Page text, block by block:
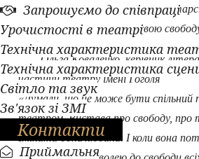
Запрошуємо до співпраці
Урочистості в театрі
Технічна характеристика
Технічна характеристика
Світло та звук
Зв'язок зі ЗМІ
Контакти
Приймальня
вистава присвячена
доводиться боротися за свою
Ольга Коваленко, керівник
частини театру імені Гоголя
«Думали, що це може бути спільний
театром. Вистава про свободу, про
змінити одна людина. І коли вона